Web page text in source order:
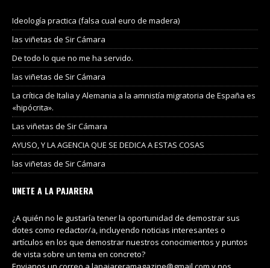
Ideología practica (falsa cual euro de madera)
las viñetas de Sir Cámara
De todo lo que no me ha servido.
las viñetas de Sir Cámara
La crítica de Italia y Alemania a la amnistía migratoria de España es
«hipócrita».
Las viñetas de Sir Cámara
AYUSO, Y LA AGENCIA QUE SE DEDICA A ESTAS COSAS
las viñetas de Sir Cámara
UNETE A LA PAJARERA
¿A quién no le gustaría tener la oportunidad de demostrar sus
dotes como redactor/a, incluyendo noticias interesantes o
artículos en los que demostrar nuestros conocimientos y puntos
de vista sobre un tema en concreto?